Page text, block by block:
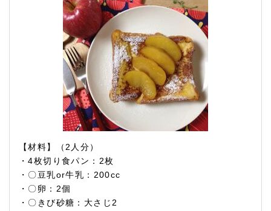
【材料】（2人分）
・4枚切り食パン：2枚
・〇豆乳or牛乳：200cc
・〇卵：2個
・〇きび砂糖：大さじ2